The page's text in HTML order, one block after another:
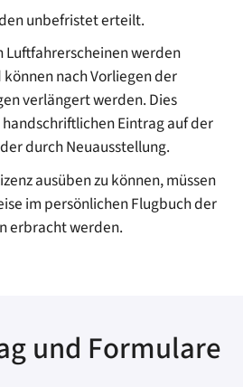
unbefristet erteilt.
Luftfahrerscheinen werden
nach Vorliegen der
verlängert werden. Dies
Eintrag auf der
durch Neuausstellung.
ausüben zu können, müssen
im persönlichen Flugbuch der
erbracht werden.
und Formulare